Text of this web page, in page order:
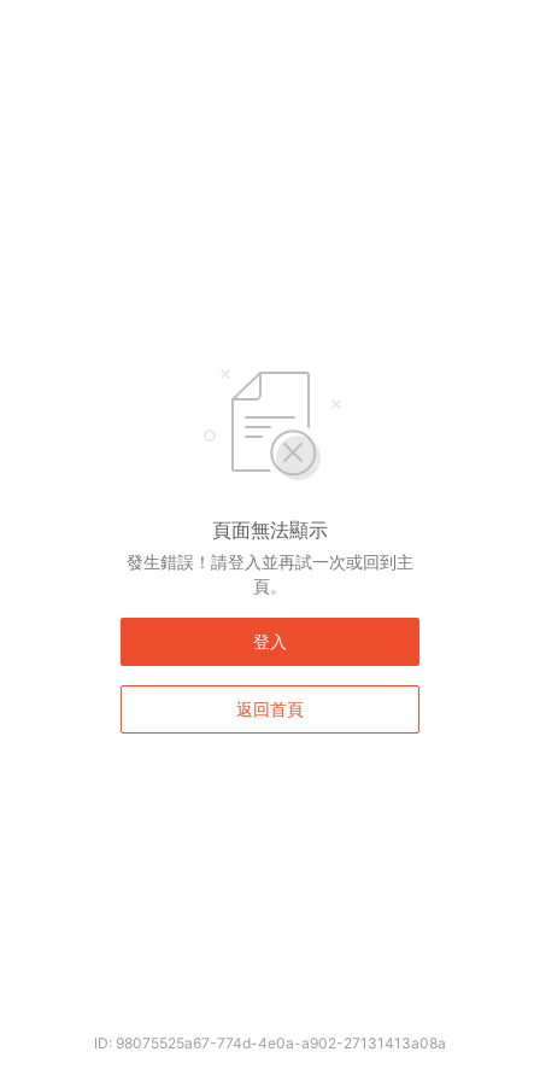
頁面無法顯示
發生錯誤！請登入並再試一次或回到主
頁。
登入
返回首頁
ID: 98075525a67-774d-4e0a-a902-27131413a08a